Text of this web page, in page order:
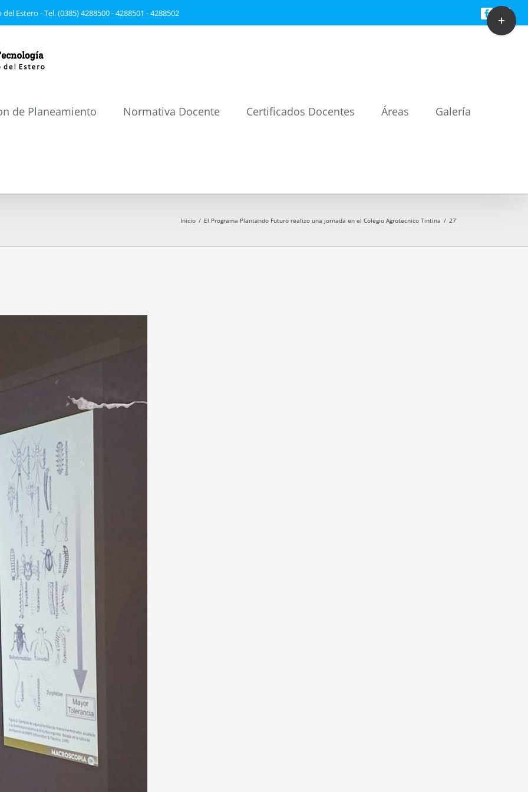
Estero - Tel. (0385) 4288500 - 4288501 - 4288502 Facebook
de Planeamiento Normativa Docente Certificados Docentes Áreas Galería
Inicio / El Programa Plantando Futuro realizo una jornada en el Colegio Agrotecnico Tintina / 27
Toggle
Sliding